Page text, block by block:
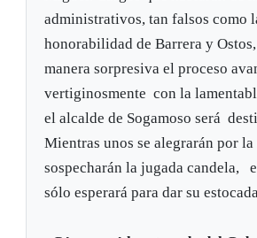
administrativos, tan falsos como
honorabilidad de Barrera y
manera sorpresiva el proceso
vertiginosmente con la
el alcalde de Sogamoso será
Mientras unos se alegrarán por
sospecharán la jugada candela,
sólo esperará para dar su